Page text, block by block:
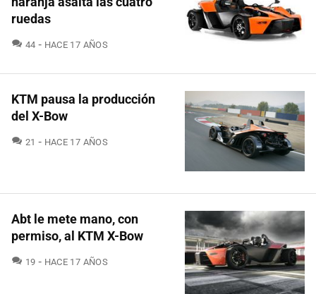
ruedas
44 COMENTARIOS
HACE 17 AÑOS
KTM pausa la producción
del X-Bow
21 COMENTARIOS
HACE 17 AÑOS
Abt le mete mano, con
permiso, al KTM X-Bow
19 COMENTARIOS
HACE 17 AÑOS